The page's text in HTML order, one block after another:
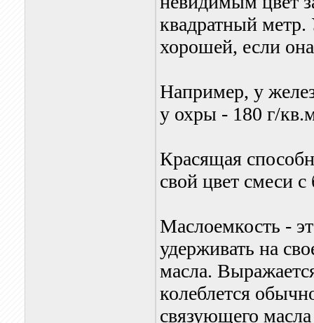
квадратный метр.
хорошей, если
Например, у
у охры - 180 г/
Красящая
свой цвет смеси
Маслоемкость -
удерживать на
масла.
колеблется
связующего